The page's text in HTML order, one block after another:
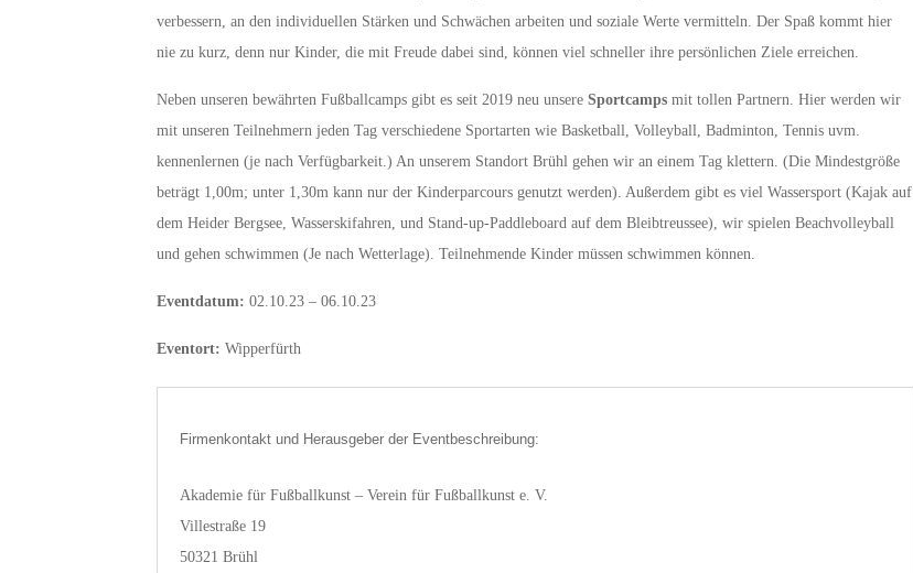
verbessern, an den individuellen Stärken und Schwächen arbeiten und soziale Werte vermitteln. Der Spaß kommt hier
nie zu kurz, denn nur Kinder, die mit Freude dabei sind, können viel schneller ihre persönlichen Ziele erreichen.
Neben unseren bewährten Fußballcamps gibt es seit 2019 neu unsere Sportcamps mit tollen Partnern. Hier werden wir
mit unseren Teilnehmern jeden Tag verschiedene Sportarten wie Basketball, Volleyball, Badminton, Tennis uvm.
kennenlernen (je nach Verfügbarkeit.) An unserem Standort Brühl gehen wir an einem Tag klettern. (Die Mindestgröße
beträgt 1,00m; unter 1,30m kann nur der Kinderparcours genutzt werden). Außerdem gibt es viel Wassersport (Kajak auf
dem Heider Bergsee, Wasserskifahren, und Stand-up-Paddleboard auf dem Bleibtreussee), wir spielen Beachvolleyball
und gehen schwimmen (Je nach Wetterlage). Teilnehmende Kinder müssen schwimmen können.
Eventdatum: 02.10.23 – 06.10.23
Eventort: Wipperfürth
Firmenkontakt und Herausgeber der Eventbeschreibung:
Akademie für Fußballkunst – Verein für Fußballkunst e. V.
Villestraße 19
50321 Brühl